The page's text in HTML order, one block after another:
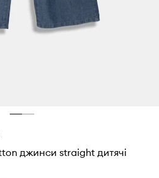
джинси straight дитячі